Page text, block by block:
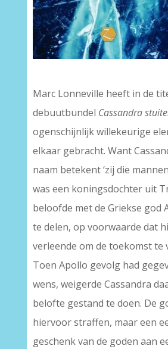
Marc Lonneville heeft in de
debuutbundel Cassandra
ogenschijnlijk willekeurige
elkaar gebracht. Want
naam betekent ‘zij die
was een koningsdochter uit
beloofde met de Griekse god
te delen, op voorwaarde dat
verleende om de toekomst te
Toen Apollo gevolg had
wens, weigerde Cassandra
belofte gestand te doen. De
hiervoor straffen, maar een
geschenk van de goden aan